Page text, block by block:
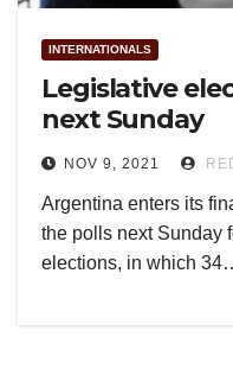
INTERNATIONALS
Legislative
next Sunday
NOV 9, 2021
Argentina enters its
the polls next Sunday
elections, in which